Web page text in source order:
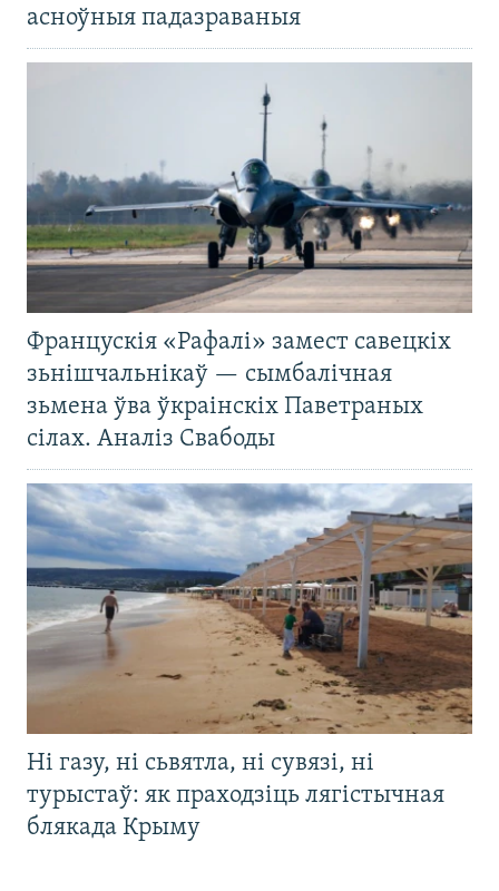
асноўныя падазраваныя
Францускія «Рафалі» замест савецкіх
зьнішчальнікаў — сымбалічная
зьмена ўва ўкраінскіх Паветраных
сілах. Аналіз Свабоды
Ні газу, ні сьвятла, ні сувязі, ні
турыстаў: як праходзіць лягістычная
блякада Крыму